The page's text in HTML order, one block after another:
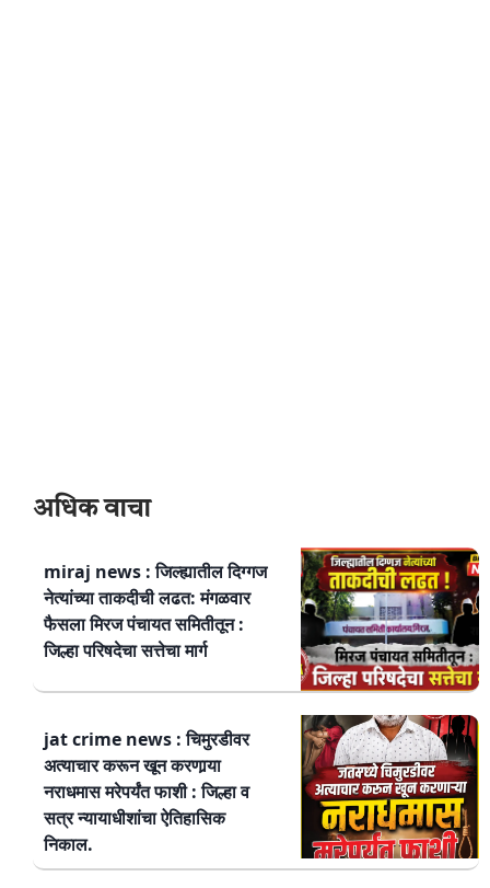
अधिक वाचा
miraj news : जिल्ह्यातील दिग्गज
नेत्यांच्या ताकदीची लढत: मंगळवार
फैसला मिरज पंचायत समितीतून :
जिल्हा परिषदेचा सत्तेचा मार्ग
jat crime news : चिमुरडीवर
अत्याचार करून खून करणार्‍या
नराधमास मरेपर्यंत फाशी : जिल्हा व
सत्र न्यायाधीशांचा ऐतिहासिक
निकाल.